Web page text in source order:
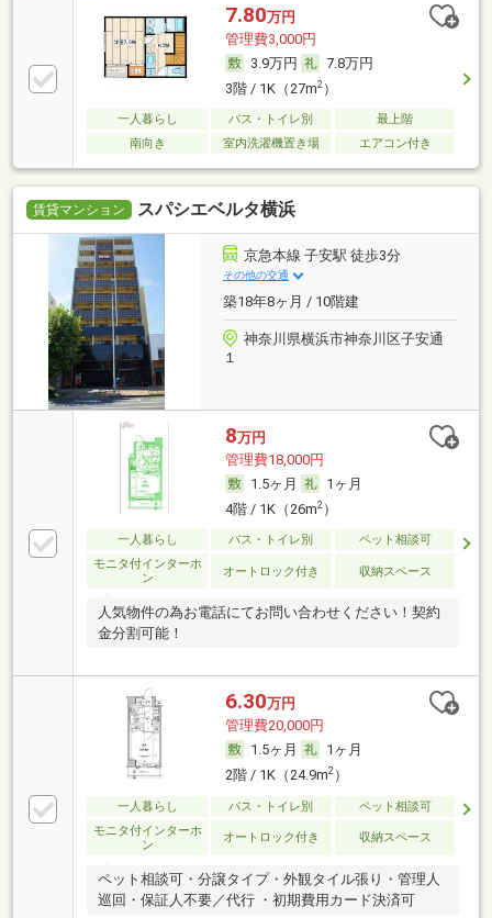
7.80万円
管理費3,000円
3.9万円
7.8万円
3階 / 1K（27m2）
一人暮らし バス・トイレ別
最上階
南向き
室内洗濯機置き場 エアコン付き
賃貸マンション スパシエベルタ横浜
京急本線 子安駅 徒歩3分
その他の交通
築18年8ヶ月 / 10階建
神奈川県横浜市神奈川区子安通
１
8万円
管理費18,000円
1.5ヶ月
1ヶ月
4階 / 1K（26m2）
一人暮らし バス・トイレ別
ペット相談可
モニタ付インターホ
ン
オートロック付き 収納スペース
人気物件の為お電話にてお問い合わせください！契約
金分割可能！
6.30万円
管理費20,000円
1.5ヶ月
1ヶ月
2階 / 1K（24.9m2）
一人暮らし バス・トイレ別
ペット相談可
モニタ付インターホ
ン
オートロック付き 収納スペース
ペット相談可・分譲タイプ・外観タイル張り・管理人
巡回・保証人不要／代行 ・初期費用カード決済可